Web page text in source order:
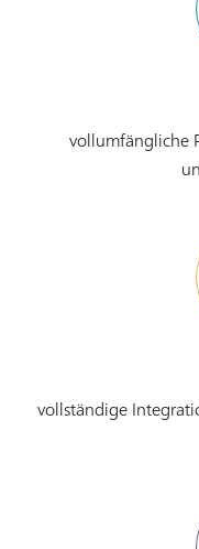
vollumfängliche
vollständige